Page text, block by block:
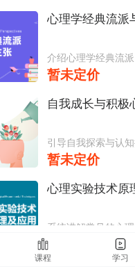
心理学经典流派
暂未定价
自我成长与积极
暂未定价
心理实验技术原
暂未定价
课程 学习